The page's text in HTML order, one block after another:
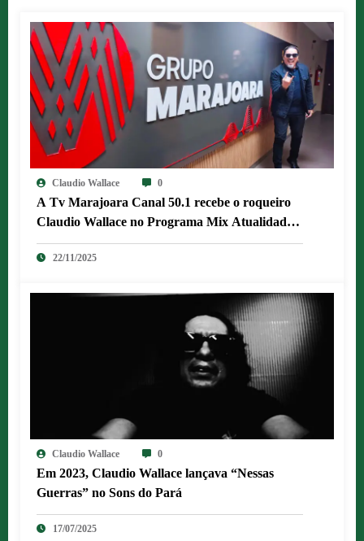
Claudio Wallace 0
A Tv Marajoara Canal 50.1 recebe o roqueiro
Claudio Wallace no Programa Mix Atualidades
de Valdo Souza.
22/11/2025
Claudio Wallace 0
Em 2023, Claudio Wallace lançava “Nessas
Guerras” no Sons do Pará
17/07/2025